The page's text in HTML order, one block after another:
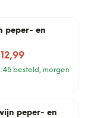
peper- en
besteld, morgen
peper- en